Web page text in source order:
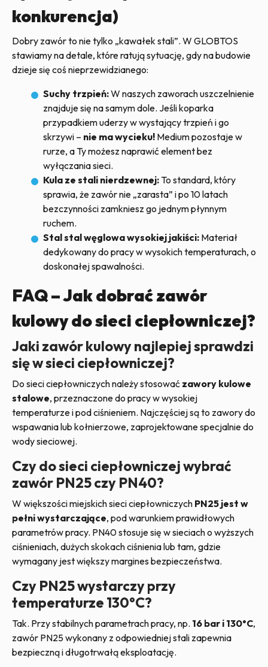
konkurencja)
Dobry zawór to nie tylko „kawałek stali”. W GLOBTOS
stawiamy na detale, które ratują sytuację, gdy na budowie
dzieje się coś nieprzewidzianego:
Suchy trzpień:W naszych zaworach uszczelnienie
znajduje się na samym dole. Jeśli koparka
przypadkiem uderzy w wystający trzpień i go
skrzywi – nie ma wycieku! Medium pozostaje w
rurze, a Ty możesz naprawić element bez
wyłączania sieci.
Kula ze stali nierdzewnej: To standard, który
sprawia, że zawór nie „zarasta” i po 10 latach
bezczynności zamkniesz go jednym płynnym
ruchem.
Stal stal węglowa wysokiej jakiści: Materiał
dedykowany do pracy w wysokich temperaturach, o
doskonałej spawalności.
FAQ – Jak dobrać zawór
kulowy do sieci ciepłowniczej?
Jaki zawór kulowy najlepiej sprawdzi
się w sieci ciepłowniczej?
Do sieci ciepłowniczych należy stosować zawory kulowe
stalowe, przeznaczone do pracy w wysokiej
temperaturze i pod ciśnieniem. Najczęściej są to zawory do
wspawania lub kołnierzowe, zaprojektowane specjalnie do
wody sieciowej.
Czy do sieci ciepłowniczej wybrać
zawór PN25 czy PN40?
W większości miejskich sieci ciepłowniczych PN25 jest w
pełni wystarczające, pod warunkiem prawidłowych
parametrów pracy. PN40 stosuje się w sieciach o wyższych
ciśnieniach, dużych skokach ciśnienia lub tam, gdzie
wymagany jest większy margines bezpieczeństwa.
Czy PN25 wystarczy przy
temperaturze 130°C?
Tak. Przy stabilnych parametrach pracy, np. 16 bar i 130°C,
zawór PN25 wykonany z odpowiedniej stali zapewnia
bezpieczną i długotrwałą eksploatację.